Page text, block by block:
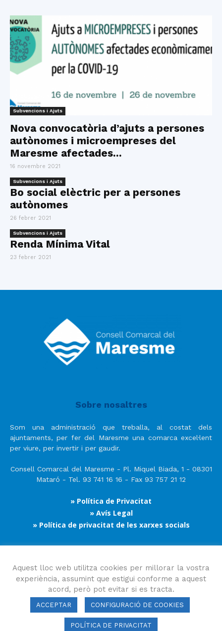
Subvencions i Ajuts
Nova convocatòria d’ajuts a persones
autònomes i microempreses del
Maresme afectades...
16 novembre 2021
Subvencions i Ajuts
Bo social elèctric per a persones
autònomes
26 febrer 2021
Subvencions i Ajuts
Renda Mínima Vital
23 febrer 2021
Sobre nosaltres
Som una administració que treballa, al costat dels
ajuntaments, per fer del Maresme una comarca excel·lent
per viure, per invertir i per gaudir.
Consell Comarcal del Maresme - Pl. Miquel Biada, 1 - 08301
Mataró - Tel. 93 741 16 16 - Fax 93 757 21 12
» Política de Privacitat
» Avís Legal
» Política de privacitat de les xarxes socials
Segueix-nos
Aquest lloc web utilitza cookies per millorar la vostra
experiència, assumint que estigui conforme a aquest
acord, però pot evitar si es tracta.
ACCEPTAR CONFIGURACIÓ DE COOKIES
POLÍTICA DE PRIVACITAT